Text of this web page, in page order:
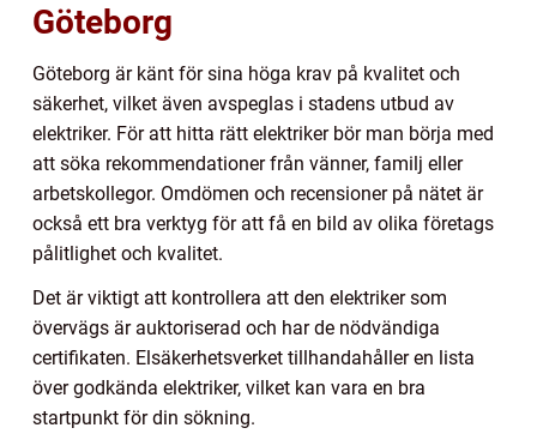
Göteborg
Göteborg är känt för sina höga krav på kvalitet och
säkerhet, vilket även avspeglas i stadens utbud av
elektriker. För att hitta rätt elektriker bör man börja med
att söka rekommendationer från vänner, familj eller
arbetskollegor. Omdömen och recensioner på nätet är
också ett bra verktyg för att få en bild av olika företags
pålitlighet och kvalitet.
Det är viktigt att kontrollera att den elektriker som
övervägs är auktoriserad och har de nödvändiga
certifikaten. Elsäkerhetsverket tillhandahåller en lista
över godkända elektriker, vilket kan vara en bra
startpunkt för din sökning.